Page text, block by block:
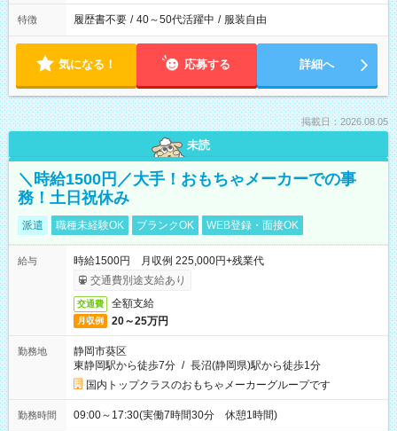
特徴 履歴書不要 / 40～50代活躍中 / 服装自由
気になる！ 応募する 詳細へ
掲載日：2026.08.05
未読
＼時給1500円／大手！おもちゃメーカーでの事
務！土日祝休み
派遣 職種未経験OK ブランクOK WEB登録・面接OK
給与
時給1500円 月収例 225,000円+残業代
交通費別途支給あり
交通費 全額支給
月収例 20～25万円
勤務地
静岡市葵区
東静岡駅から徒歩7分 / 長沼(静岡県)駅から徒歩1分
国内トップクラスのおもちゃメーカーグループです
勤務時間 09:00～17:30(実働7時間30分 休憩1時間)